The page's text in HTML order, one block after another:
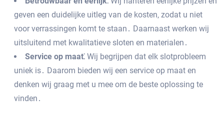
geven een duidelijke uitleg van de kosten‚ zodat u niet
voor verrassingen komt te staan․ Daarnaast werken wij
uitsluitend met kwalitatieve sloten en materialen․
Service op maat⁚ Wij begrijpen dat elk slotprobleem
uniek is․ Daarom bieden wij een service op maat en
denken wij graag met u mee om de beste oplossing te
vinden․